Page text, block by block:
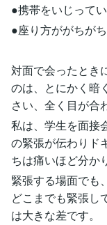
●携帯をいじって
●座り方ががちがち
対面で会ったとき
のは、とにかく暗
さい、全く目が合
私は、学生を面接
の緊張が伝わりド
ちは痛いほど分か
緊張する場面でも
どこまでも緊張し
は大きな差です。